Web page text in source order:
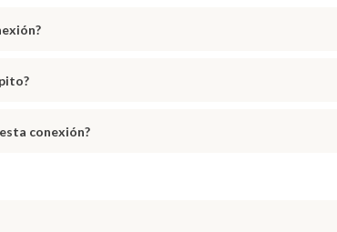
conexión?